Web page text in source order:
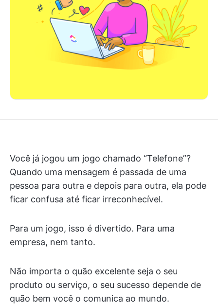
Você já jogou um jogo chamado “Telefone”?
Quando uma mensagem é passada de uma
pessoa para outra e depois para outra, ela pode
ficar confusa até ficar irreconhecível.
Para um jogo, isso é divertido. Para uma
empresa, nem tanto.
Não importa o quão excelente seja o seu
produto ou serviço, o seu sucesso depende de
quão bem você o comunica ao mundo.